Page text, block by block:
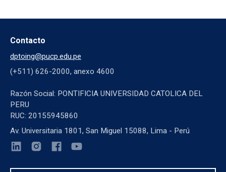
Contacto
dptoing@pucp.edu.pe
(+511) 626-2000, anexo 4600
Razón Social: PONTIFICIA UNIVERSIDAD CATOLICA DEL
PERU
RUC: 20155945860
Av. Universitaria 1801, San Miguel 15088, Lima - Perú